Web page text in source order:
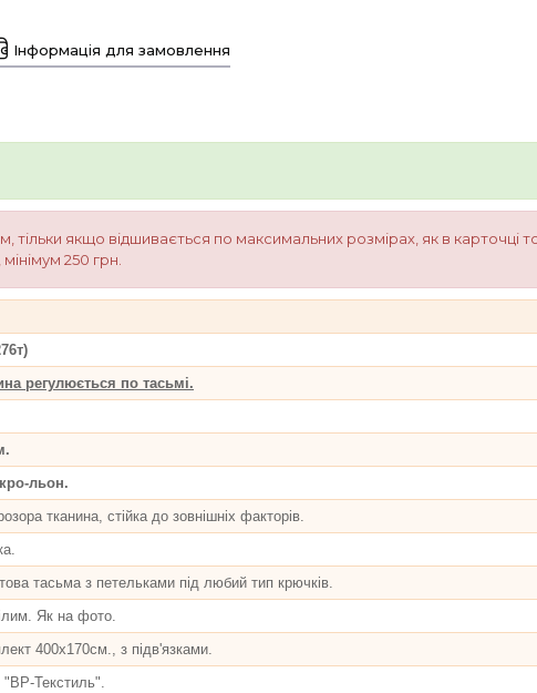
Інформація для замовлення
якщо відшивається по максимальних розмірах, як в
250 грн.
регулюється по тасьмі.
льон.
тканина, стійка до зовнішніх факторів.
тасьма з петельками під любий тип крючків.
Як на фото.
400х170см., з підв'язками.
"ВР-Текстиль".